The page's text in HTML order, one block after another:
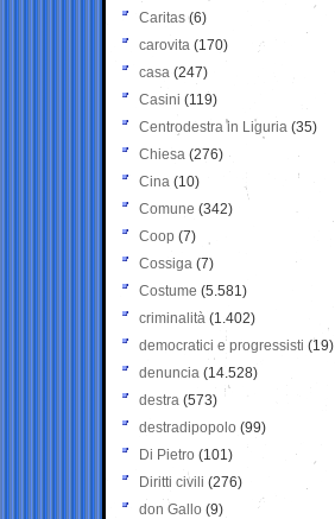
Caritas (6)
carovita (170)
casa (247)
Casini (119)
Centrodestra in Liguria (35)
Chiesa (276)
Cina (10)
Comune (342)
Coop (7)
Cossiga (7)
Costume (5.581)
criminalità (1.402)
democratici e progressisti (19)
denuncia (14.528)
destra (573)
destradipopolo (99)
Di Pietro (101)
Diritti civili (276)
don Gallo (9)